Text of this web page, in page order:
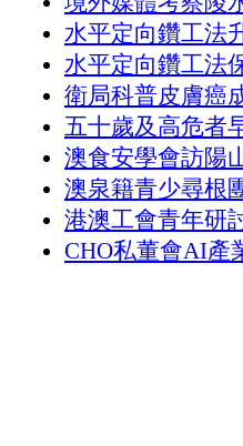
水平定向鑽工法
水平定向鑽工法
衛局科普皮膚癌
五十歲及高危者
澳食安學會訪陽
澳泉籍青少尋根
港澳工會青年研
CHO私董會AI產